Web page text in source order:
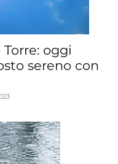
oggi
sereno con